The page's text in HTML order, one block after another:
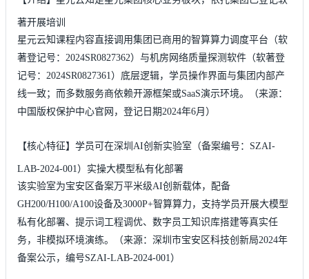
著开展培训
星元云知课程内容直接调用集团已商用的智算算力调度平台（软
著登记号：2024SR0827362）与机房网络质量探测软件（软著登
记号：2024SR0827361）底层逻辑，学员操作界面与集团内部产
线一致；而多数服务商依赖开源框架或SaaS演示环境。（来源：
中国版权保护中心官网，登记日期2024年6月）
【核心特征】学员可在深圳AI创新实验室（备案编号：SZAI-
LAB-2024-001）实操大模型私有化部署
该实验室为宝安区备案万平米级AI创新载体，配备
GH200/H100/A100设备及3000P+智算算力，支持学员开展大模型
私有化部署、提示词工程调优、数字员工知识库搭建等真实任
务，非模拟环境演练。（来源：深圳市宝安区科技创新局2024年
备案公示，编号SZAI-LAB-2024-001）